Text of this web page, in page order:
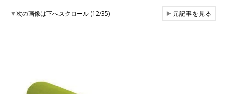
▼次の画像は下へスクロール (12/35) ▶元記事を見る